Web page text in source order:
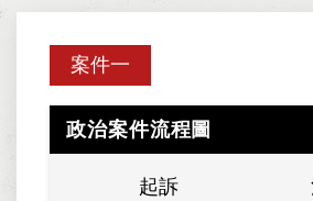
案件一
政治案件流程圖
起訴